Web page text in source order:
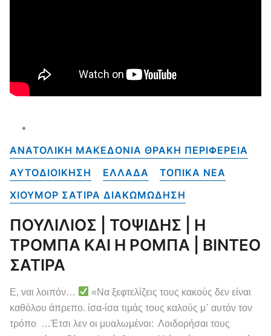
ΑΝΑΤΟΛΙΚΗ ΜΑΚΕΔΟΝΙΑ ΘΡΑΚΗ ΠΕΡΙΦΕΡΕΙΑ
ΑΥΤΟΔΙΟΙΚΗΣΗ
ΕΛΛΑΔΑ
ΤΟΠΙΚΑ NEA
ΧΙΟΥΜΟΡ ΣΑΤΙΡΑ ΔΙΑΚΩΜΩΔΗΣΗ
ΠΟΥΛΙΛΙΟΣ | ΤΟΨΙΔΗΣ | Η
ΤΡΟΜΠΑ ΚΑΙ Η ΡΟΜΠΑ | ΒΙΝΤΕΟ
ΣΑΤΙΡΑ
Ε, ναι λοιπόν…
«Να ξεφτελίζεις τους κακούς δεν είναι
καθόλου άπρεπο. ίσα-ίσα τιμάς τους καλούς μ᾽ αυτόν τον
τρόπο …Έτσι λεν οι μυαλωμένοι: Λοιδορήσαι τους